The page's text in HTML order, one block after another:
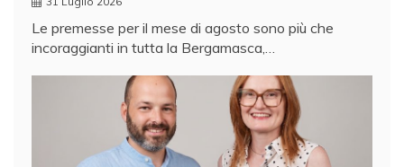
Le premesse per il mese di agosto sono più che
incoraggianti in tutta la Bergamasca,…